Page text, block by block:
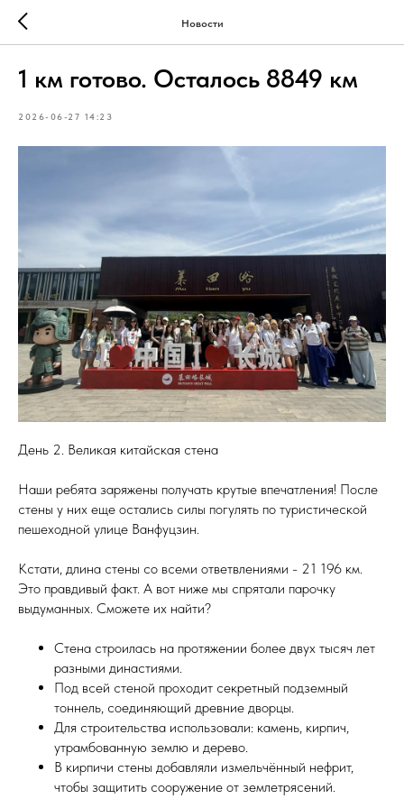
Новости
1 км готово. Осталось 8849 км
2026-06-27 14:23
День 2. Великая китайская стена
Наши ребята заряжены получать крутые впечатления! После
стены у них еще остались силы погулять по туристической
пешеходной улице Ванфуцзин.
Кстати, длина стены со всеми ответвлениями - 21 196 км.
Это правдивый факт. А вот ниже мы спрятали парочку
выдуманных. Сможете их найти?
Стена строилась на протяжении более двух тысяч лет
разными династиями.
Под всей стеной проходит секретный подземный
тоннель, соединяющий древние дворцы.
Для строительства использовали: камень, кирпич,
утрамбованную землю и дерево.
В кирпичи стены добавляли измельчённый нефрит,
чтобы защитить сооружение от землетрясений.